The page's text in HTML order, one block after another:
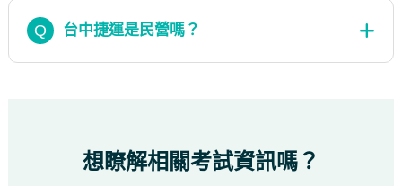
Q 台中捷運是民營嗎？
想瞭解相關考試資訊嗎？